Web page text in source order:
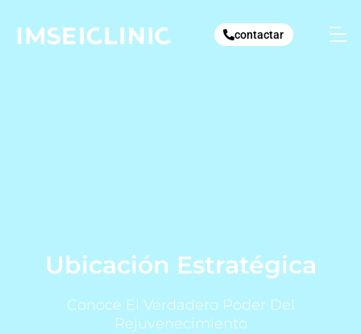
contenido
contactar
Ubicación Estratégica
Conoce El Verdadero Poder Del
Rejuvenecimiento